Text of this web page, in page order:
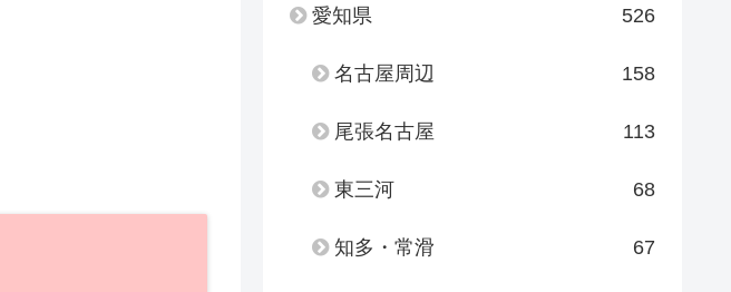
愛知県 526
名古屋周辺 158
尾張名古屋 113
東三河 68
知多・常滑 67